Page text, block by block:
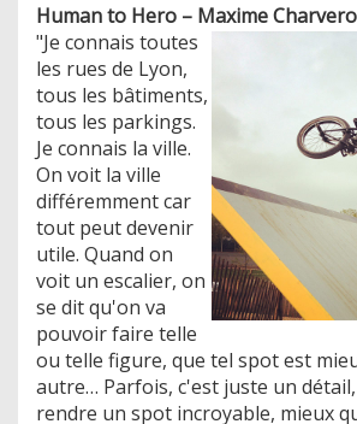
Human to Hero – Maxime
"Je connais toutes
les rues de Lyon,
tous les bâtiments,
tous les parkings.
Je connais la ville.
On voit la ville
différemment car
tout peut devenir
utile. Quand on
voit un escalier, on
se dit qu'on va
pouvoir faire telle
ou telle figure, que tel spot est
autre… Parfois, c'est juste un
rendre un spot incroyable, mieux